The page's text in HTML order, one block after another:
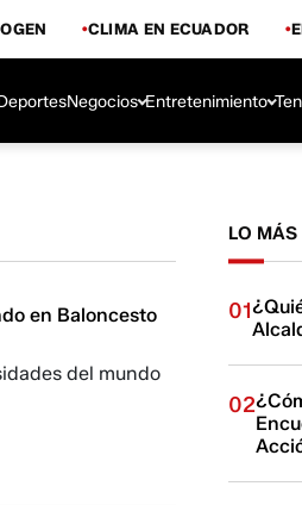
CLIMA EN ECUADOR
Negocios Entretenimiento
en Baloncesto
del mundo
LO MÁS
01
02